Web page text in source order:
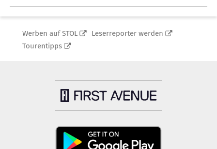
Werben auf STOL
Leserreporter werden
Tourentipps